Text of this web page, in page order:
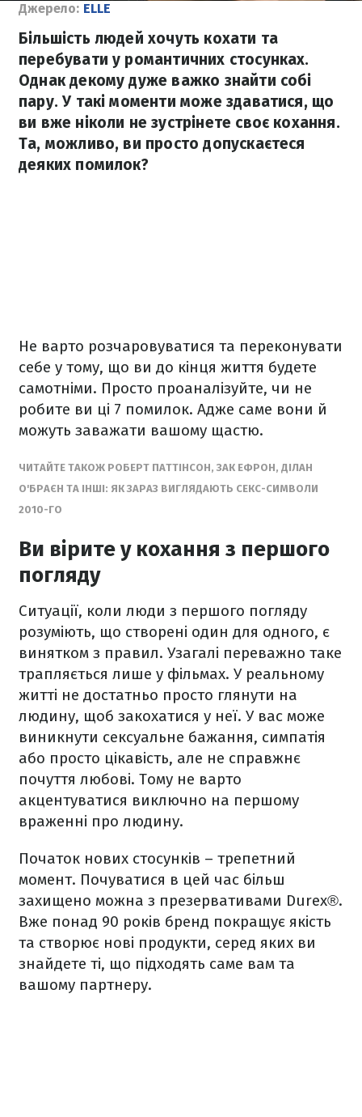
Джерело: ELLE
Більшість людей хочуть кохати та
перебувати у романтичних стосунках.
Однак декому дуже важко знайти собі
пару. У такі моменти може здаватися, що
ви вже ніколи не зустрінете своє кохання.
Та, можливо, ви просто допускаєтеся
деяких помилок?
Не варто розчаровуватися та переконувати
себе у тому, що ви до кінця життя будете
самотніми. Просто проаналізуйте, чи не
робите ви ці 7 помилок. Адже саме вони й
можуть заважати вашому щастю.
ЧИТАЙТЕ ТАКОЖ РОБЕРТ ПАТТІНСОН, ЗАК ЕФРОН, ДІЛАН
О'БРАЄН ТА ІНШІ: ЯК ЗАРАЗ ВИГЛЯДАЮТЬ СЕКС-СИМВОЛИ
2010-ГО
Ви вірите у кохання з першого
погляду
Ситуації, коли люди з першого погляду
розуміють, що створені один для одного, є
винятком з правил. Узагалі переважно таке
трапляється лише у фільмах. У реальному
житті не достатньо просто глянути на
людину, щоб закохатися у неї. У вас може
виникнути сексуальне бажання, симпатія
або просто цікавість, але не справжнє
почуття любові. Тому не варто
акцентуватися виключно на першому
враженні про людину.
Початок нових стосунків – трепетний
момент. Почуватися в цей час більш
захищено можна з презервативами Durex®.
Вже понад 90 років бренд покращує якість
та створює нові продукти, серед яких ви
знайдете ті, що підходять саме вам та
вашому партнеру.